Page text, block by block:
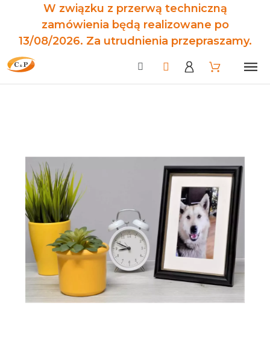
W związku z przerwą techniczną
zamówienia będą realizowane po
13/08/2026. Za utrudnienia przepraszamy.